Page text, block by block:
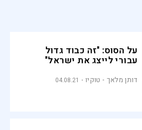
על הסוס: "זה כבוד גדול
עבורי לייצג את ישראל"
דותן מלאך - טוקיו 04.08.21